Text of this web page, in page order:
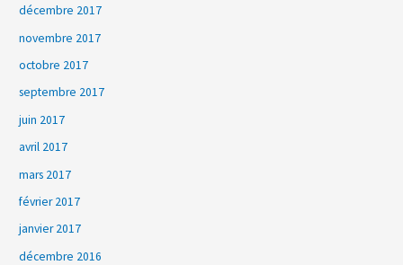
décembre 2017
novembre 2017
octobre 2017
septembre 2017
juin 2017
avril 2017
mars 2017
février 2017
janvier 2017
décembre 2016